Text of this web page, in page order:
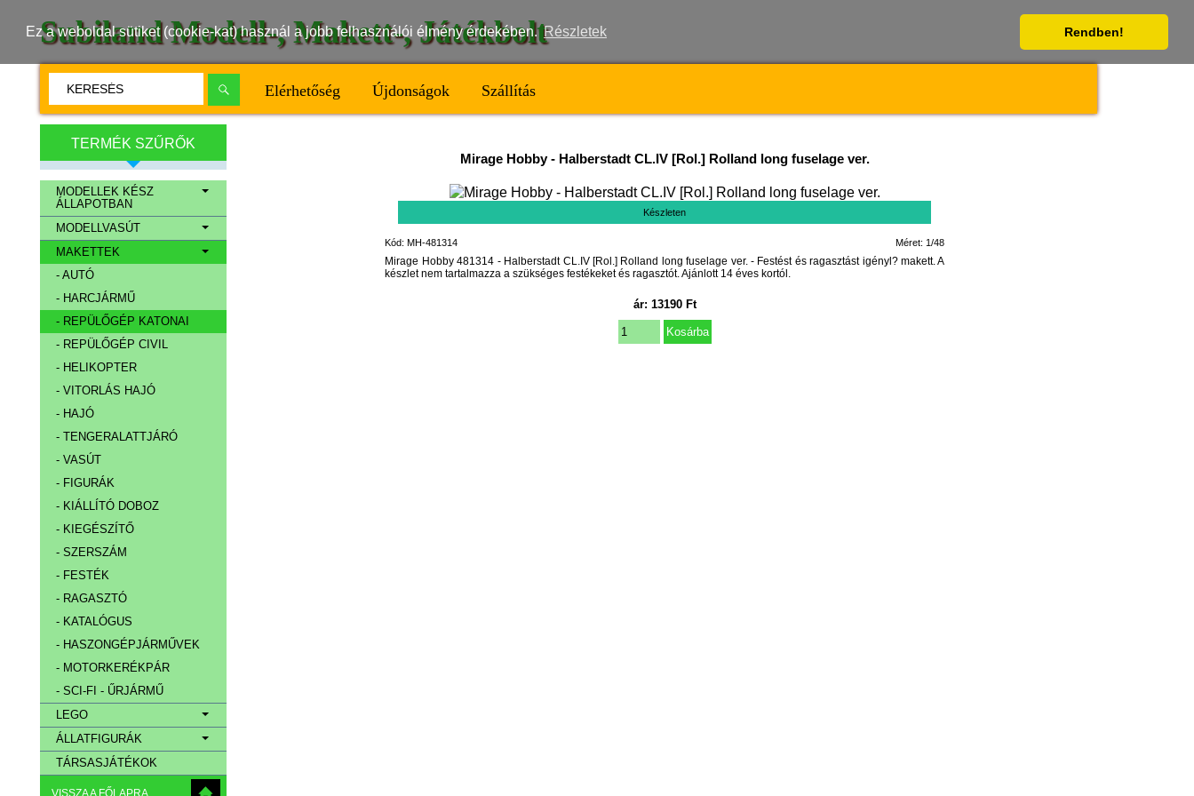
Ez a weboldal sütiket (cookie-kat) használ a jobb felhasználói élmény érdekében. Részletek Rendben!
Subiland Modell-, Makett-, Játékbolt
Elérhetőség Újdonságok Szállítás
TERMÉK SZŰRŐK
MODELLEK KÉSZ
ÁLLAPOTBAN
MODELLVASÚT
MAKETTEK
- AUTÓ
- HARCJÁRMŰ
- REPÜLŐGÉP KATONAI
- REPÜLŐGÉP CIVIL
- HELIKOPTER
- VITORLÁS HAJÓ
- HAJÓ
- TENGERALATTJÁRÓ
- VASÚT
- FIGURÁK
- KIÁLLÍTÓ DOBOZ
- KIEGÉSZÍTŐ
- SZERSZÁM
- FESTÉK
- RAGASZTÓ
- KATALÓGUS
- HASZONGÉPJÁRMŰVEK
- MOTORKERÉKPÁR
- SCI-FI - ŰRJÁRMŰ
LEGO
ÁLLATFIGURÁK
TÁRSASJÁTÉKOK
VISSZA A FŐLAPRA
Mirage Hobby- Halberstadt CL.IV [Rol.] Rolland long fuselage ver.
Készleten
Méret: 1/48
Kód: MH-481314
Mirage Hobby 481314 - Halberstadt CL.IV [Rol.] Rolland long fuselage ver. - Festést és ragasztást igényl? makett. A
készlet nem tartalmazza a szükséges festékeket és ragasztót. Ajánlott 14 éves kortól.
ár: 13190Ft